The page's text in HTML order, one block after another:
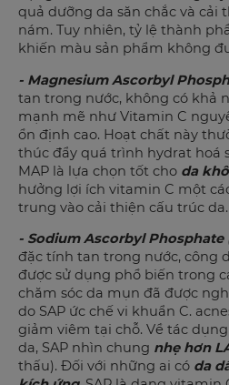
quả dưỡng da săn chắc và cải
nám. Tuy nhiên, tỷ lệ thành
khiến màu sản phẩm không
- Magnesium Ascorbyl
tan trong nước, không có khả
mạnh mẽ như Vitamin C
ổn định cao. Hoạt chất này
thúc đẩy quá trình hydrat hoá
MAP là lựa chọn tốt cho da
hưởng lợi ích vitamin C một
trung vào cải thiện cấu trúc da.
- Sodium Ascorbyl Phosphate
đặc tính tan trong nước, công
được sử dụng phổ biến trong
chăm sóc da mụn đã được
do SAP ức chế vi khuẩn C.
giảm viêm tại chỗ. Về tác
da, SAP nhìn chung nhẹ hơn
thấu). Đối với những ai có da